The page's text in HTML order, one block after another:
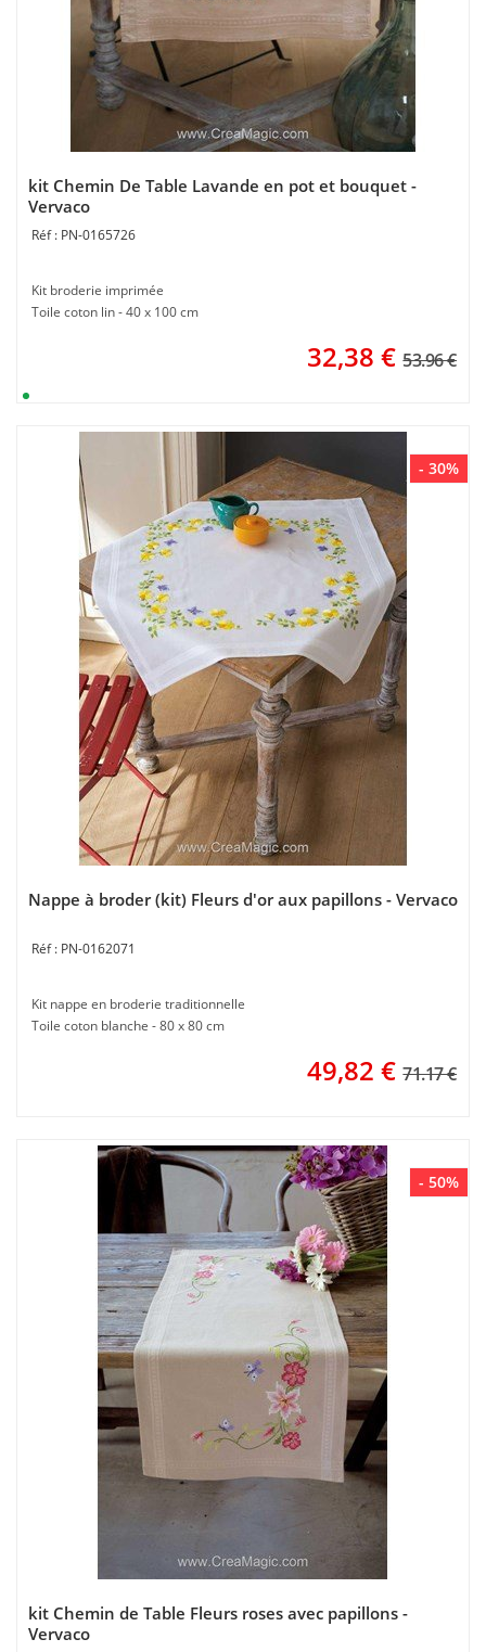
kit Chemin De Table Lavande en pot et bouquet -
Vervaco
PN-0165726
Kit broderie imprimée
Toile coton lin - 40 x 100 cm
32,38 € 53.96 €
- 30%
Nappe à broder (kit) Fleurs d'or aux papillons - Vervaco
PN-0162071
Kit nappe en broderie traditionnelle
Toile coton blanche - 80 x 80 cm
49,82 € 71.17 €
- 50%
kit Chemin de Table Fleurs roses avec papillons -
Vervaco